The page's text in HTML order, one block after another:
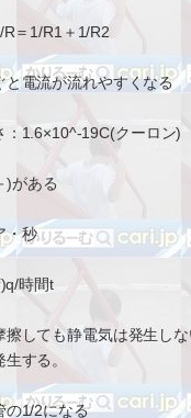
＝1/R1＋1/R2
と電流が流れやすくなる
：1.6×10^-19C(クーロン)
)がある
・秒
時間t
擦しても静電気は発生し
する。
の1/2になる